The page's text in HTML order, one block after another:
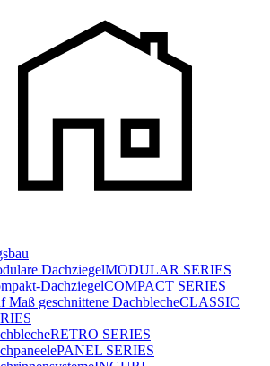
DachziegelMODULAR SERIES
DachziegelCOMPACT SERIES
Maß geschnittene DachblecheCLASSIC
RETRO SERIES
PANEL SERIES